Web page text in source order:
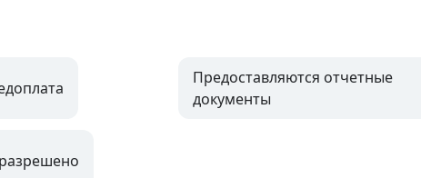
Предоставляются отчетные
документы